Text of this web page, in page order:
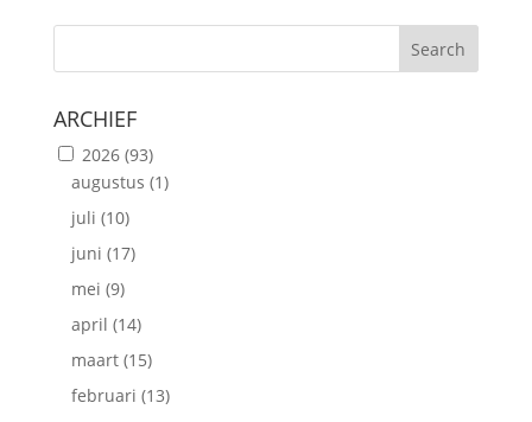
Search
ARCHIEF
2026(93)
augustus (1)
juli (10)
juni (17)
mei (9)
april (14)
maart(15)
februari (13)